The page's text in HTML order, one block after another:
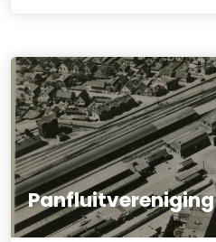
Panfluitvereniging